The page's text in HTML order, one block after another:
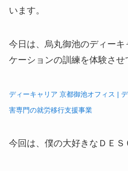
います。
今日は、烏丸御池のディーキ
ケーションの訓練を体験させ
ディーキャリア 京都御池オフィス |
害専門の就労移行支援事業
今回は、僕の大好きなＤＥＳ